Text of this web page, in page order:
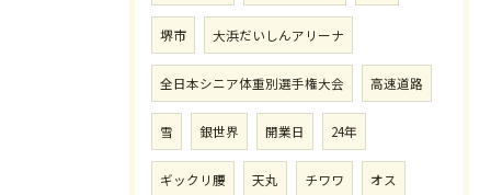
堺市 大浜だいしんアリーナ
全日本シニア体重別選手権大会 高速道路
雪 銀世界 開業日 24年
ギックリ腰 天丸 チワワ オス